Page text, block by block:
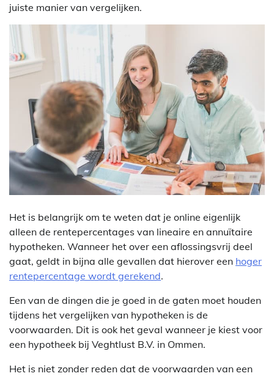
juiste manier van vergelijken.
Het is belangrijk om te weten dat je online eigenlijk
alleen de rentepercentages van lineaire en annuïtaire
hypotheken. Wanneer het over een aflossingsvrij deel
gaat, geldt in bijna alle gevallen dat hierover een hoger
rentepercentage wordt gerekend.
Een van de dingen die je goed in de gaten moet houden
tijdens het vergelijken van hypotheken is de
voorwaarden. Dit is ook het geval wanneer je kiest voor
een hypotheek bij Veghtlust B.V. in Ommen.
Het is niet zonder reden dat de voorwaarden van een